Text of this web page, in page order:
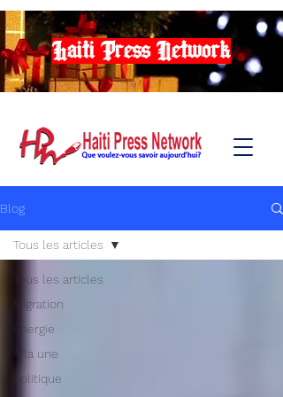
Haiti Press Network
Blog
Tous les articles
Migration
Énergie
A la une
Politique
Tous les articles